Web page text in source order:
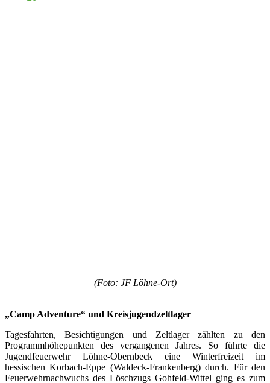
(Foto: JF Löhne-Ort)
„Camp Adventure“ und Kreisjugendzeltlager
Tagesfahrten, Besichtigungen und Zeltlager zählten zu den
Programmhöhepunkten des vergangenen Jahres. So führte die
Jugendfeuerwehr Löhne-Obernbeck eine Winterfreizeit im
hessischen Korbach-Eppe (Waldeck-Frankenberg) durch. Für den
Feuerwehrnachwuchs des Löschzugs Gohfeld-Wittel ging es zum